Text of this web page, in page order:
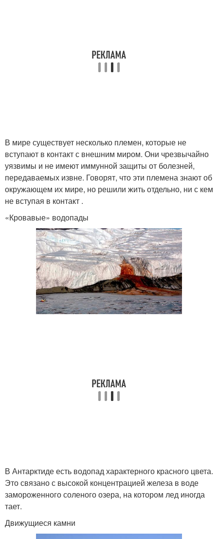
В мире существует несколько племен, которые не
вступают в контакт с внешним миром. Они чрезвычайно
уязвимы и не имеют иммунной защиты от болезней,
передаваемых извне. Говорят, что эти племена знают об
окружающем их мире, но решили жить отдельно, ни с кем
не вступая в контакт .
«Кровавые» водопады
В Антарктиде есть водопад характерного красного цвета.
Это связано с высокой концентрацией железа в воде
замороженного соленого озера, на котором лед иногда
тает.
Движущиеся камни